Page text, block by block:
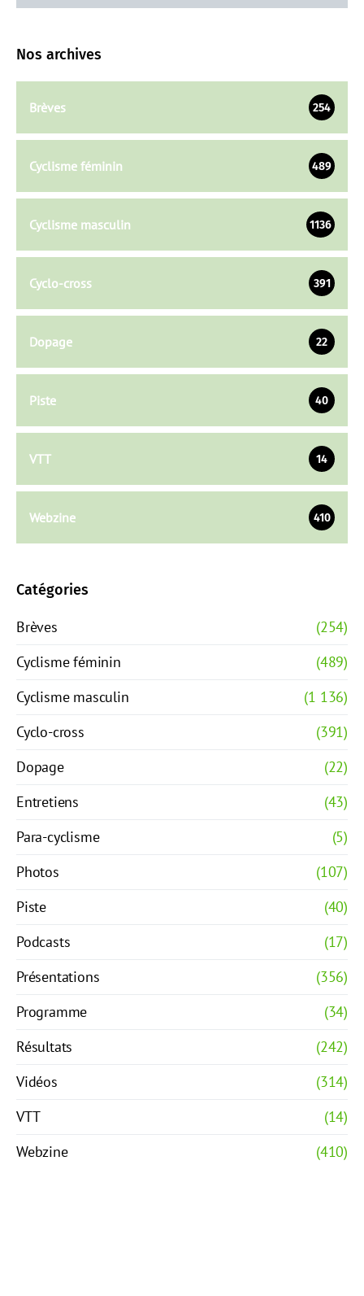
Nos archives
Brèves 254
Cyclisme féminin 489
Cyclisme masculin 1136
Cyclo-cross 391
Dopage 22
Piste 40
VTT 14
Webzine 410
Catégories
Brèves
(254)
Cyclisme féminin
(489)
Cyclisme masculin
(1 136)
Cyclo-cross
(391)
Dopage
(22)
Entretiens
(43)
Para-cyclisme
(5)
Photos
(107)
Piste
(40)
Podcasts
(17)
Présentations
(356)
Programme
(34)
Résultats
(242)
Vidéos
(314)
VTT
(14)
Webzine
(410)